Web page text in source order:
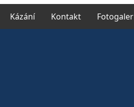
Kázání Kontakt